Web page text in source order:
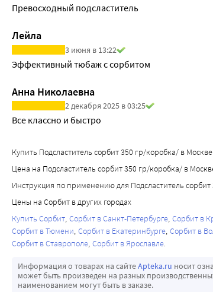
Превосходный подсластитель
Лейла
3 июня в 13:22
Эффективный тюбаж с сорбитом
Анна Николаевна
2 декабря 2025 в 03:25
Все классно и быстро
Купить Подсластитель сорбит 350 гр/коробка/ в
Цена на Подсластитель сорбит 350 гр/коробка/ в
Инструкция по применению для Подсластитель
Цены на Сорбит в других городах
Купить Сорбит Сорбит в Санкт-Петербурге Сорбит в
Сорбит в Тюмени Сорбит в Екатеринбурге Сорбит в
Сорбит в Ставрополе Сорбит в Ярославле
Информация о товарах на сайтеApteka.ru носит
может быть произведен на разных
наименованием могут быть в заказе.